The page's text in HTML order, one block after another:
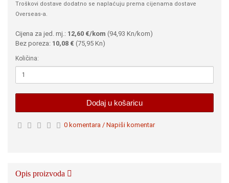
Troškovi dostave dodatno se naplaćuju prema cijenama dostave
Overseas-a.
Cijena za jed. mj.: 12,60 €/kom (94,93 Kn/kom)
Bez poreza: 10,08 € (75,95 Kn)
Količina:
Dodaj u košaricu
0 komentara / Napiši komentar
Opis proizvoda